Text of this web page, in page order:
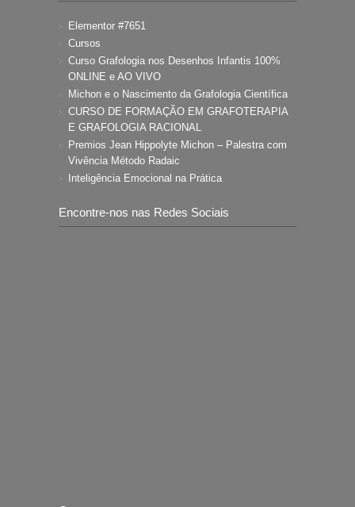
Elementor #7651
Cursos
Curso Grafologia nos Desenhos Infantis 100%
ONLINE e AO VIVO
Michon e o Nascimento da Grafologia Científica
CURSO DE FORMAÇÃO EM GRAFOTERAPIA
E GRAFOLOGIA RACIONAL
Premios Jean Hippolyte Michon – Palestra com
Vivência Método Radaic
Inteligência Emocional na Prática
Encontre-nos nas Redes Sociais